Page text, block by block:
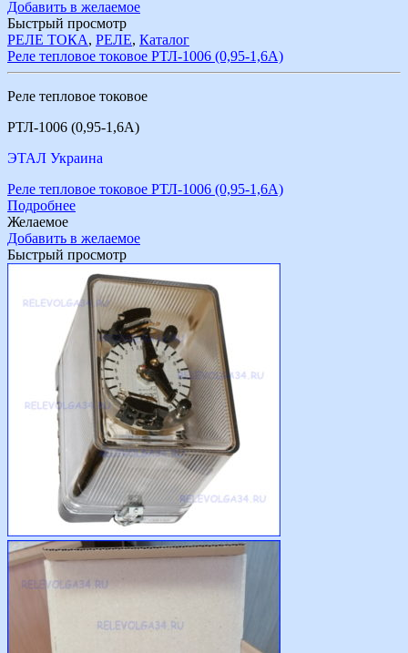
Добавить в желаемое
Быстрый просмотр
РЕЛЕ ТОКА, РЕЛЕ, Каталог
Реле тепловое токовое РТЛ-1006 (0,95-1,6А)
Реле тепловое токовое
РТЛ-1006 (0,95-1,6А)
ЭТАЛ Украина
Реле тепловое токовое РТЛ-1006 (0,95-1,6А)
Подробнее
Желаемое
Добавить в желаемое
Быстрый просмотр